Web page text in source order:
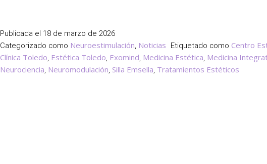
Mente,
Suelo
Pélvico
Publicada el 18 de marzo de 2026
Categorizado como Neuroestimulación, Noticias Etiquetado como Centro
Clínica Toledo, Estética Toledo, Exomind, Medicina Estética, Medicina
Neurociencia, Neuromodulación, Silla Emsella, Tratamientos Estéticos